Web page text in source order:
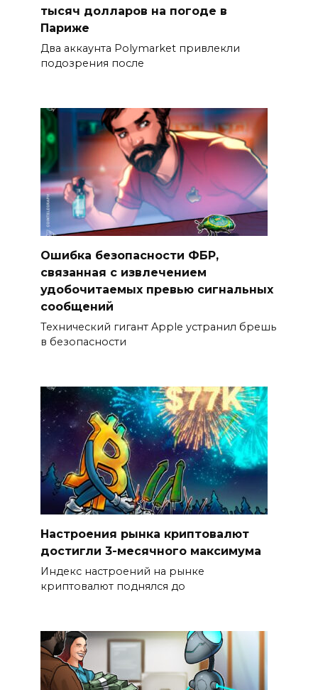
тысяч долларов на погоде в
Париже
Два аккаунта Polymarket привлекли
подозрения после
Ошибка безопасности ФБР,
связанная с извлечением
удобочитаемых превью сигнальных
сообщений
Технический гигант Apple устранил брешь
в безопасности
Настроения рынка криптовалют
достигли 3-месячного максимума
Индекс настроений на рынке
криптовалют поднялся до